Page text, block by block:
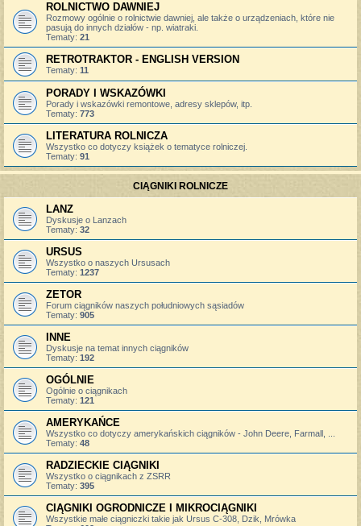
ROLNICTWO DAWNIEJ
Rozmowy ogólnie o rolnictwie dawniej, ale także o urządzeniach, które nie
pasują do innych działów - np. wiatraki.
Tematy: 21
RETROTRAKTOR - ENGLISH VERSION
Tematy: 11
PORADY I WSKAZÓWKI
Porady i wskazówki remontowe, adresy sklepów, itp.
Tematy: 773
LITERATURA ROLNICZA
Wszystko co dotyczy książek o tematyce rolniczej.
Tematy: 91
CIĄGNIKI ROLNICZE
LANZ
Dyskusje o Lanzach
Tematy: 32
URSUS
Wszystko o naszych Ursusach
Tematy: 1237
ZETOR
Forum ciągników naszych południowych sąsiadów
Tematy: 905
INNE
Dyskusje na temat innych ciągników
Tematy: 192
OGÓLNIE
Ogólnie o ciągnikach
Tematy: 121
AMERYKAŃCE
Wszystko co dotyczy amerykańskich ciągników - John Deere, Farmall, ...
Tematy: 48
RADZIECKIE CIĄGNIKI
Wszystko o ciągnikach z ZSRR
Tematy: 395
CIĄGNIKI OGRODNICZE I MIKROCIĄGNIKI
Wszystkie małe ciągniczki takie jak Ursus C-308, Dzik, Mrówka